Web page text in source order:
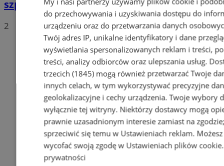
szpitala
2
do przechowywania i uzyskiwania dostępu do
urządzeniu oraz do przetwarzania danych
Twój adres IP, unikalne identyfikatory i dane
wyświetlania spersonalizowanych reklam i treści,
treści, analizy odbiorców oraz ulepszania usług.
trzecich (1845) mogą również przetwarzać Twoje
innych celach, w tym wykorzystywać precyzyjne
geolokalizacyjne i cechy urządzenia. Twoje wybory
wyłącznie tej witryny. Niektórzy dostawcy mogą
prawnie uzasadnionym interesie zamiast na
sprzeciwić się temu w Ustawieniach reklam.
wycofać swoją zgodę w Ustawieniach plików cookie
prywatności